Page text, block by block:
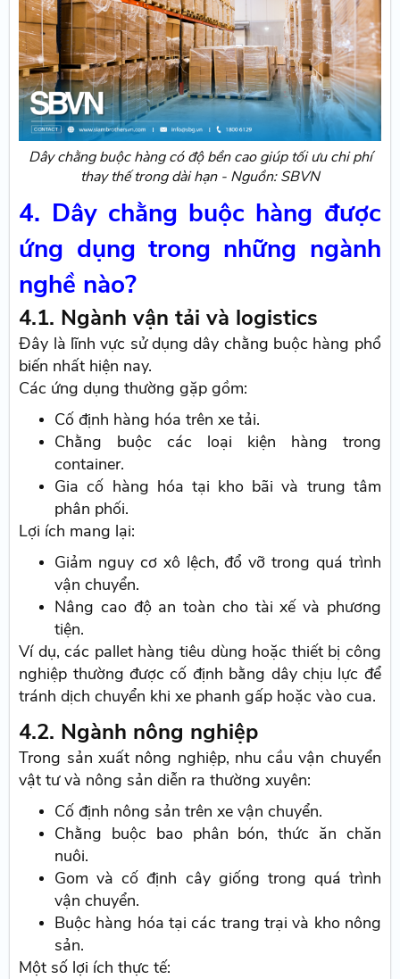
Dây chằng buộc hàng có độ bền cao giúp tối ưu chi phí
thay thế trong dài hạn - Nguồn: SBVN
4. Dây chằng buộc hàng được
ứng dụng trong những ngành
nghề nào?
4.1. Ngành vận tải và logistics
Đây là lĩnh vực sử dụng dây chằng buộc hàng phổ
biến nhất hiện nay.
Các ứng dụng thường gặp gồm:
Cố định hàng hóa trên xe tải.
Chằng buộc các loại kiện hàng trong
container.
Gia cố hàng hóa tại kho bãi và trung tâm
phân phối.
Lợi ích mang lại:
Giảm nguy cơ xô lệch, đổ vỡ trong quá trình
vận chuyển.
Nâng cao độ an toàn cho tài xế và phương
tiện.
Ví dụ, các pallet hàng tiêu dùng hoặc thiết bị công
nghiệp thường được cố định bằng dây chịu lực để
tránh dịch chuyển khi xe phanh gấp hoặc vào cua.
4.2. Ngành nông nghiệp
Trong sản xuất nông nghiệp, nhu cầu vận chuyển
vật tư và nông sản diễn ra thường xuyên:
Cố định nông sản trên xe vận chuyển.
Chằng buộc bao phân bón, thức ăn chăn
nuôi.
Gom và cố định cây giống trong quá trình
vận chuyển.
Buộc hàng hóa tại các trang trại và kho nông
sản.
Một số lợi ích thực tế: